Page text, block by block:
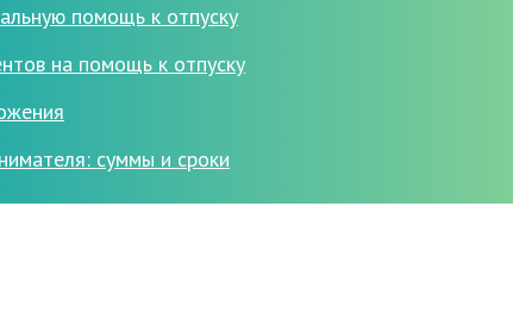
помощь к отпуску
на помощь к отпуску
суммы и сроки